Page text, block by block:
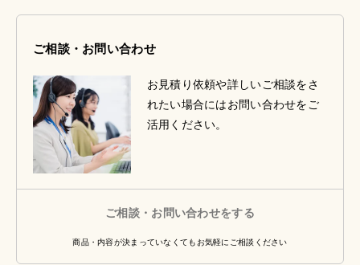
ご相談・お問い合わせ
お見積り依頼や詳しいご相談をさ
れたい場合にはお問い合わせをご
活用ください。
ご相談・お問い合わせをする
商品・内容が決まっていなくてもお気軽にご相談ください